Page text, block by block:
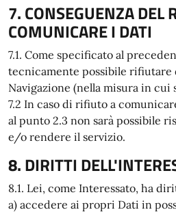
7. CONSEGUENZA DEL
COMUNICARE I DATI
7.1. Come specificato al
tecnicamente possibile
Navigazione (nella misura in cui
7.2 In caso di rifiuto a
al punto 2.3 non sarà possibile
e/o rendere il servizio.
8. DIRITTI
8.1. Lei, come Interessato, ha
a) accedere ai propri Dati in